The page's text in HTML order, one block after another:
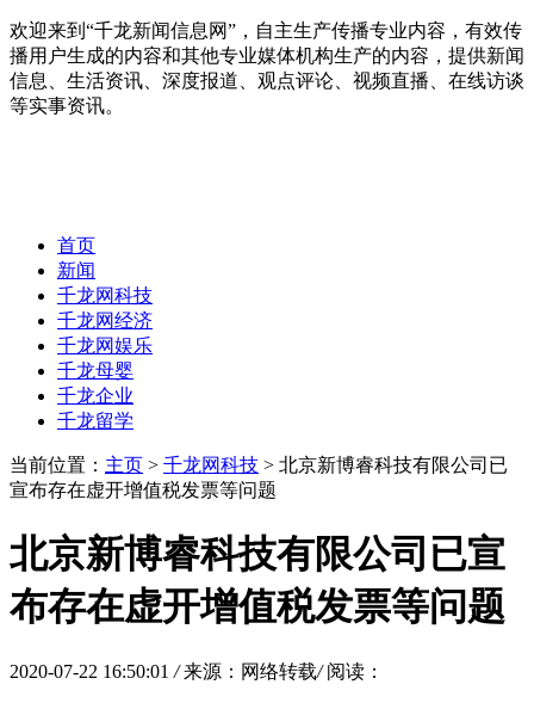
欢迎来到“千龙新闻信息网”，自主生产传播专业内容，有效传
播用户生成的内容和其他专业媒体机构生产的内容，提供新闻
信息、生活资讯、深度报道、观点评论、视频直播、在线访谈
等实事资讯。
首页
新闻
千龙网科技
千龙网经济
千龙网娱乐
千龙母婴
千龙企业
千龙留学
当前位置： 主页 > 千龙网科技 > 北京新博睿科技有限公司已
宣布存在虚开增值税发票等问题
北京新博睿科技有限公司已宣
布存在虚开增值税发票等问题
2020-07-22 16:50:01 / 来源：网络转载/ 阅读：